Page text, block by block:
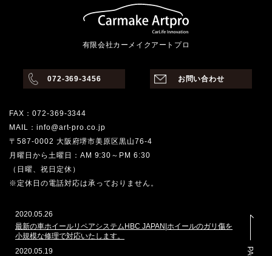
有限会社カーメイクアートプロ
072-369-3456 お問い合わせ
FAX：072-369-3344
MAIL：info@art-pro.co.jp
〒587-0002 大阪府堺市美原区黒山76-4
月曜日から土曜日：AM 9:30～PM 6:30
（日曜、祝日定休）
※定休日の電話対応は承っておりません。
2020.05.26
最新の車ホイールリペアシステムHBC JAPAN|ホイールのガリ傷を
小規模な修理で対応いたします。
2020.05.19